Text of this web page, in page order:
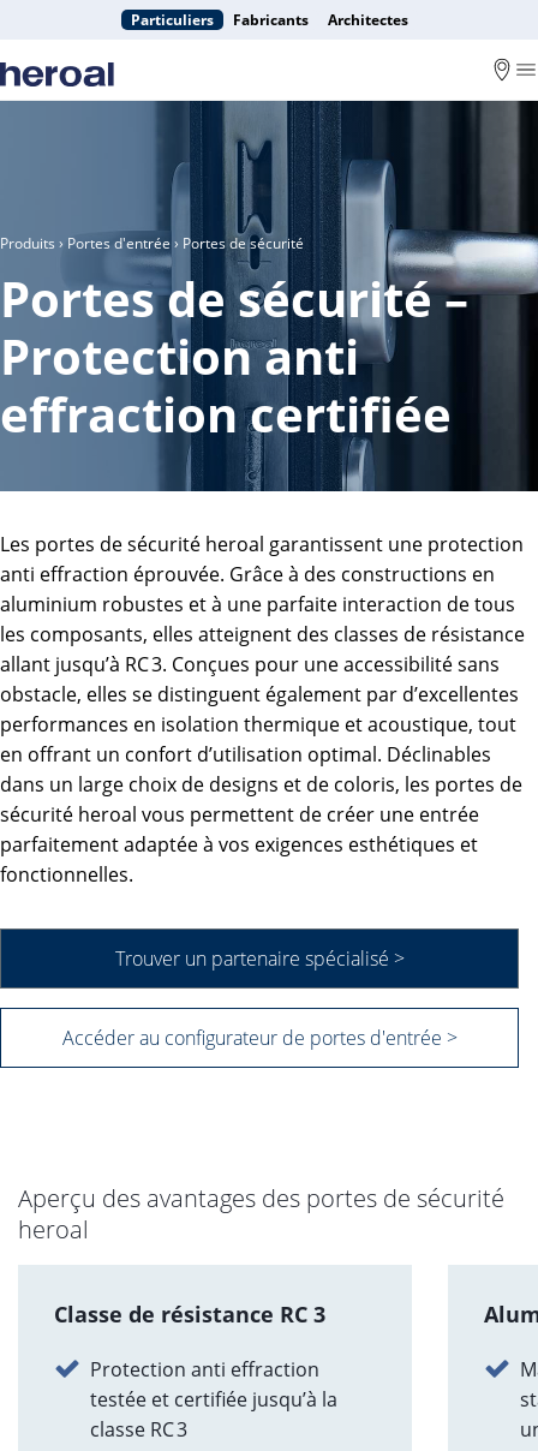
Particuliers Fabricants Architectes
Produits › Portes d'entrée › Portes de sécurité
Portes de sécurité –
Protection anti
effraction certifiée
Les portes de sécurité heroal garantissent une protection
anti effraction éprouvée. Grâce à des constructions en
aluminium robustes et à une parfaite interaction de tous
les composants, elles atteignent des classes de résistance
allant jusqu’à RC 3. Conçues pour une accessibilité sans
obstacle, elles se distinguent également par d’excellentes
performances en isolation thermique et acoustique, tout
en offrant un confort d’utilisation optimal. Déclinables
dans un large choix de designs et de coloris, les portes de
sécurité heroal vous permettent de créer une entrée
parfaitement adaptée à vos exigences esthétiques et
fonctionnelles.
Trouver un partenaire spécialisé >
Accéder au configurateur de portes d'entrée >
Aperçu des avantages des portes de sécurité
heroal
Classe de résistance RC 3
Protection anti effraction
testée et certifiée jusqu’à la
classe RC 3